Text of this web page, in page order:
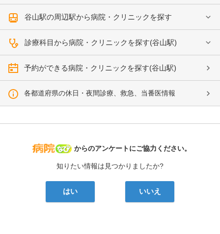
谷山駅の周辺駅から病院・クリニックを探す
診療科目から病院・クリニックを探す(谷山駅)
予約ができる病院・クリニックを探す(谷山駅)
各都道府県の休日・夜間診療、救急、当番医情報
病院なび
からのアンケートにご協力ください。
知りたい情報は見つかりましたか?
はい いいえ